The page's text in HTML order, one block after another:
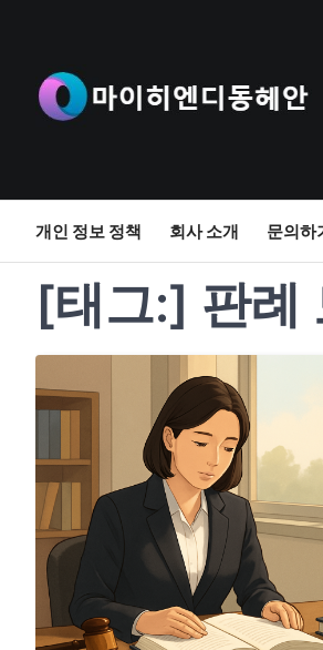
content
개인 정보 정책 회사 소개 문의하
[태그:] 판례